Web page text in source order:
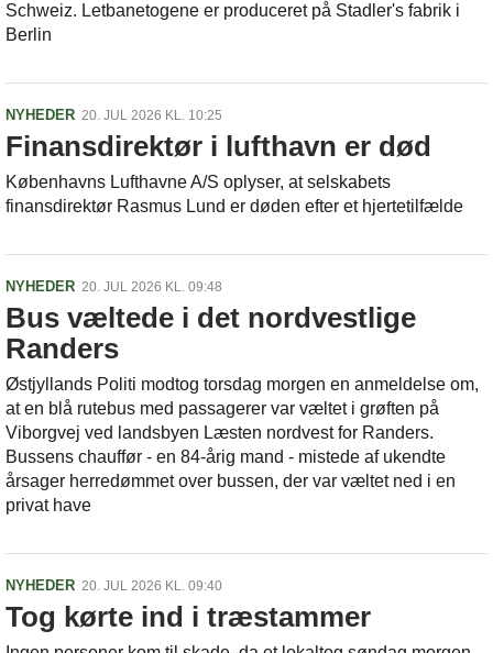
Schweiz. Letbanetogene er produceret på Stadler's fabrik i
Berlin
NYHEDER 20. JUL 2026 KL. 10:25
Finansdirektør i lufthavn er død
Københavns Lufthavne A/S oplyser, at selskabets
finansdirektør Rasmus Lund er døden efter et hjertetilfælde
NYHEDER 20. JUL 2026 KL. 09:48
Bus væltede i det nordvestlige
Randers
Østjyllands Politi modtog torsdag morgen en anmeldelse om,
at en blå rutebus med passagerer var væltet i grøften på
Viborgvej ved landsbyen Læsten nordvest for Randers.
Bussens chauffør - en 84-årig mand - mistede af ukendte
årsager herredømmet over bussen, der var væltet ned i en
privat have
NYHEDER 20. JUL 2026 KL. 09:40
Tog kørte ind i træstammer